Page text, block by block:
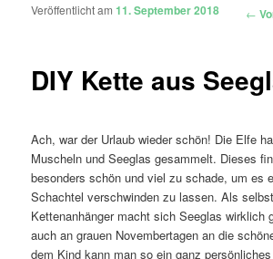
Artikelnavigation ←
DIY Kette aus
Veröffentlicht am11. September 2018
Ach, war der Urlaub wieder schön! Die Elfe
Muscheln und Seeglas gesammelt. Dieses
besonders schön und viel zu schade, um es
Schachtel verschwinden zu lassen. Als
Kettenanhänger macht sich Seeglas wirklich
auch an grauen Novembertagen an die
dem Kind kann man so ein ganz